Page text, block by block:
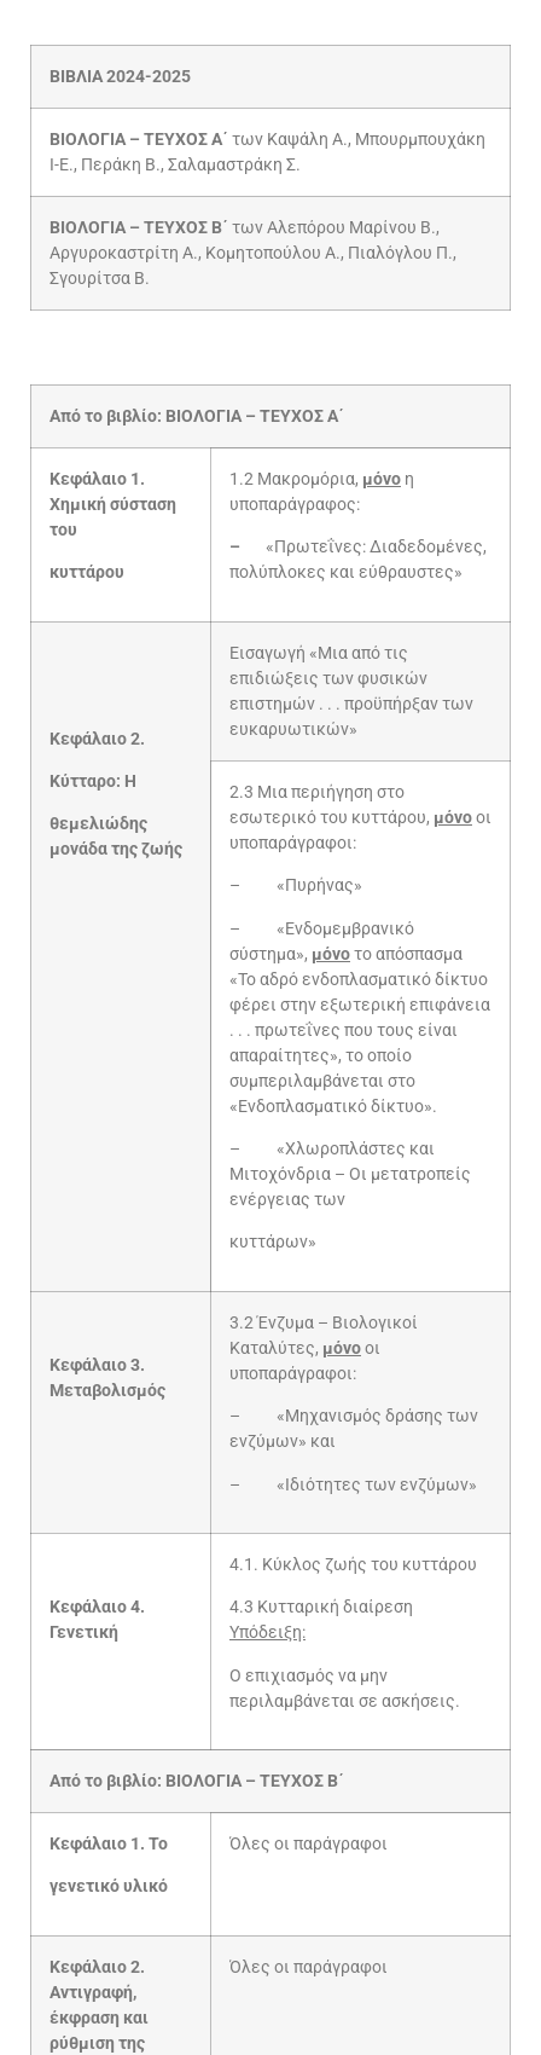
ΒΙΒΛΙΑ 2024-2025
ΒΙΟΛΟΓΙΑ – ΤΕΥΧΟΣ Α΄ των Καψάλη Α., Μπουρμπουχάκη
Ι-Ε., Περάκη Β., Σαλαμαστράκη Σ.
ΒΙΟΛΟΓΙΑ – ΤΕΥΧΟΣ Β΄ των Αλεπόρου Μαρίνου Β.,
Αργυροκαστρίτη Α., Κομητοπούλου Α., Πιαλόγλου Π.,
Σγουρίτσα Β.
Από το βιβλίο: ΒΙΟΛΟΓΙΑ – ΤΕΥΧΟΣ Α΄
Κεφάλαιο 1.
Χημική σύσταση
του
κυττάρου
1.2 Μακρομόρια, μόνο η
υποπαράγραφος:
– «Πρωτεΐνες: Διαδεδομένες,
πολύπλοκες και εύθραυστες»
Κεφάλαιο 2.
Κύτταρο: Η
θεμελιώδης
μονάδα της ζωής
Εισαγωγή «Μια από τις
επιδιώξεις των φυσικών
επιστημών . . . προϋπήρξαν των
ευκαρυωτικών»
2.3 Μια περιήγηση στο
εσωτερικό του κυττάρου, μόνοοι
υποπαράγραφοι:
– «Πυρήνας»
– «Ενδομεμβρανικό
σύστημα», μόνοτο απόσπασμα
«Το αδρό ενδοπλασματικό δίκτυο
φέρει στην εξωτερική επιφάνεια
. . . πρωτεΐνες που τους είναι
απαραίτητες», το οποίο
συμπεριλαμβάνεται στο
«Ενδοπλασματικό δίκτυο».
– «Χλωροπλάστες και
Μιτοχόνδρια – Οι μετατροπείς
ενέργειας των
κυττάρων»
Κεφάλαιο 3.
Μεταβολισμός
3.2 Ένζυμα – Βιολογικοί
Καταλύτες, μόνοοι
υποπαράγραφοι:
– «Μηχανισμός δράσης των
ενζύμων» και
– «Ιδιότητες των ενζύμων»
Κεφάλαιο 4.
Γενετική
4.1. Κύκλος ζωής του κυττάρου
4.3 Κυτταρική διαίρεση
Υπόδειξη:
Ο επιχιασμός να μην
περιλαμβάνεται σε ασκήσεις.
Από το βιβλίο: ΒΙΟΛΟΓΙΑ – ΤΕΥΧΟΣ Β΄
Κεφάλαιο 1. Το
γενετικό υλικό
Όλες οι παράγραφοι
Κεφάλαιο 2.
Αντιγραφή,
έκφραση και
ρύθμιση της
Όλες οι παράγραφοι